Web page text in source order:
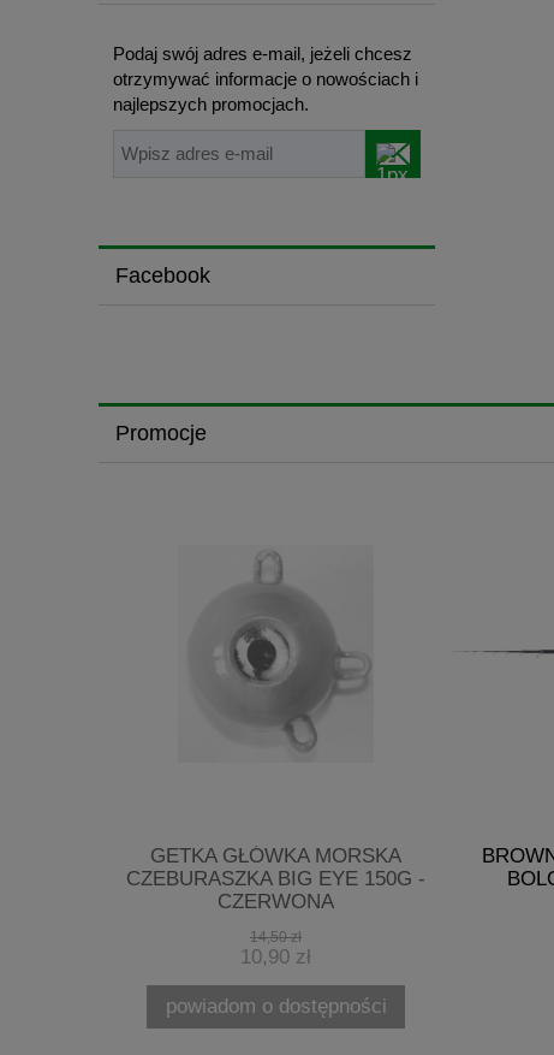
Podaj swój adres e-mail, jeżeli chcesz
otrzymywać informacje o nowościach i
najlepszych promocjach.
Facebook
Promocje
GETKA GŁÓWKA MORSKA
CZEBURASZKA BIG EYE 150G -
CZERWONA
14,50 zł
10,90 zł
powiadom o dostępności